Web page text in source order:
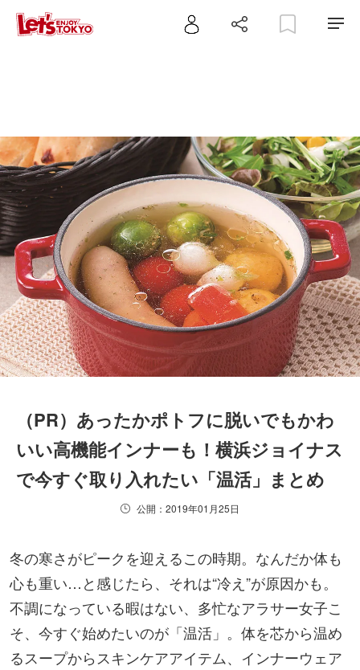
（PR）あったかポトフに脱いでもかわ
いい高機能インナーも！横浜ジョイナス
で今すぐ取り入れたい「温活」まとめ
公開：2019年01月25日
冬の寒さがピークを迎えるこの時期。なんだか体も
心も重い…と感じたら、それは“冷え”が原因かも。
不調になっている暇はない、多忙なアラサー女子こ
そ、今すぐ始めたいのが「温活」。体を芯から温め
るスープからスキンケアアイテム、インナーウェア